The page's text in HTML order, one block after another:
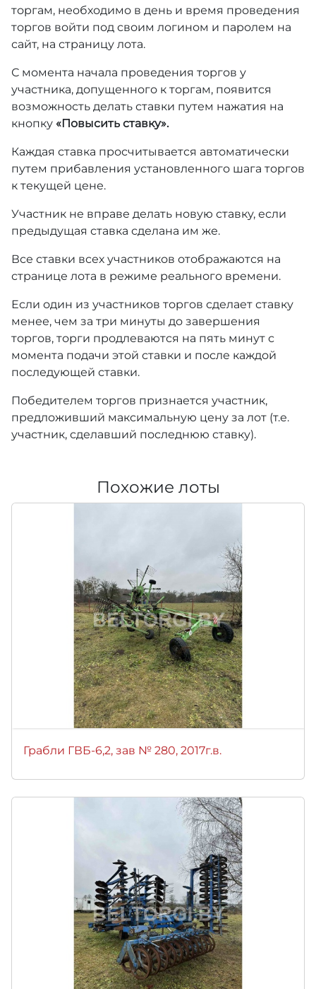
торгам, необходимо в день и время проведения
торгов войти под своим логином и паролем на
сайт, на страницу лота.
С момента начала проведения торгов у
участника, допущенного к торгам, появится
возможность делать ставки путем нажатия на
кнопку «Повысить ставку».
Каждая ставка просчитывается автоматически
путем прибавления установленного шага торгов
к текущей цене.
Участник не вправе делать новую ставку, если
предыдущая ставка сделана им же.
Все ставки всех участников отображаются на
странице лота в режиме реального времени.
Если один из участников торгов сделает ставку
менее, чем за три минуты до завершения
торгов, торги продлеваются на пять минут с
момента подачи этой ставки и после каждой
последующей ставки.
Победителем торгов признается участник,
предложивший максимальную цену за лот (т.е.
участник, сделавший последнюю ставку).
Похожие лоты
Грабли ГВБ-6,2, зав № 280, 2017г.в.